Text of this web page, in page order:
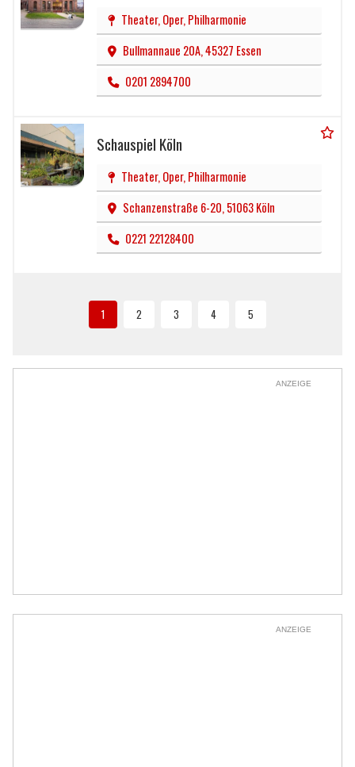
Theater, Oper, Philharmonie
Bullmannaue 20A, 45327 Essen
0201 2894700
Schauspiel Köln
Theater, Oper, Philharmonie
Schanzenstraße 6-20, 51063 Köln
0221 22128400
AKTUELLE
SEITE
1 PAGE
2 PAGE
3 PAGE
4 PAGE
5
ANZEIGE
ANZEIGE